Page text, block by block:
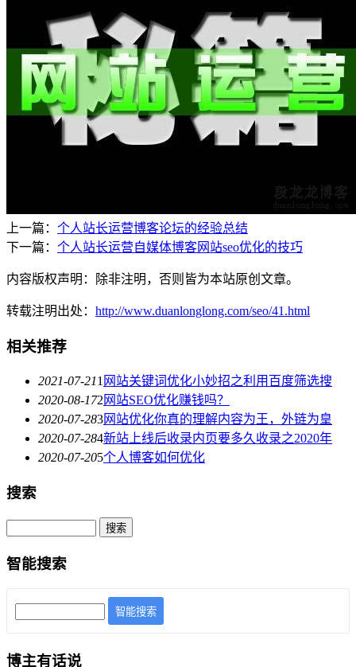
上一篇： 个人站长运营博客论坛的经验总结
下一篇： 个人站长运营自媒体博客网站seo优化的技巧
内容版权声明：除非注明，否则皆为本站原创文章。
转载注明出处： http://www.duanlonglong.com/seo/41.html
相关推荐
2021-07-211 网站关键词优化小妙招之利用百度筛选搜
2020-08-172 网站SEO优化赚钱吗？
2020-07-283网站优化你真的理解内容为王，外链为皇
2020-07-284新站上线后收录内页要多久收录之2020年
2020-07-205个人博客如何优化
搜索
智能搜索
智能搜索
博主有话说